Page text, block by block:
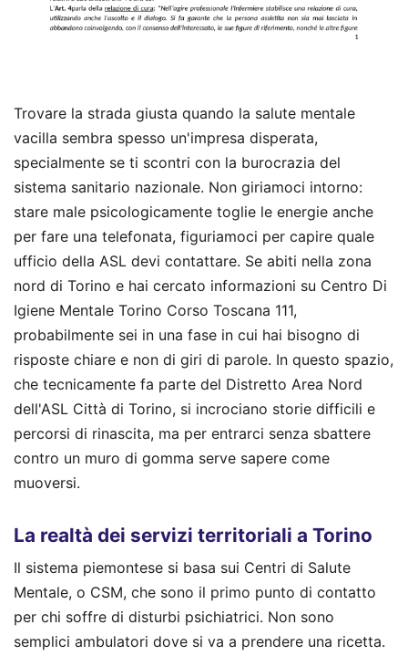
Trovare la strada giusta quando la salute mentale
vacilla sembra spesso un'impresa disperata,
specialmente se ti scontri con la burocrazia del
sistema sanitario nazionale. Non giriamoci intorno:
stare male psicologicamente toglie le energie anche
per fare una telefonata, figuriamoci per capire quale
ufficio della ASL devi contattare. Se abiti nella zona
nord di Torino e hai cercato informazioni su Centro Di
Igiene Mentale Torino Corso Toscana 111,
probabilmente sei in una fase in cui hai bisogno di
risposte chiare e non di giri di parole. In questo spazio,
che tecnicamente fa parte del Distretto Area Nord
dell'ASL Città di Torino, si incrociano storie difficili e
percorsi di rinascita, ma per entrarci senza sbattere
contro un muro di gomma serve sapere come
muoversi.
La realtà dei servizi territoriali a Torino
Il sistema piemontese si basa sui Centri di Salute
Mentale, o CSM, che sono il primo punto di contatto
per chi soffre di disturbi psichiatrici. Non sono
semplici ambulatori dove si va a prendere una ricetta.